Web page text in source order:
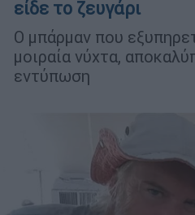
είδε το ζευγάρι
Ο μπάρμαν που
μοιραία νύχτα,
εντύπωση